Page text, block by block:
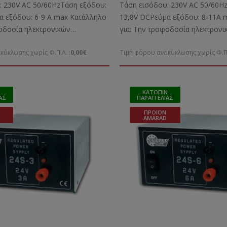
230V AC 50/60HzΤάση εξόδου:
εξόδου: 6-9 A max Kατάλληλο
ηλεκτρονικών
χωρίς Φ.Π.Α. :0,00€
Τάση εισόδου: 230V AC 50/
13,8V DCΡεύμα εξόδου: 8-11A
για: Την τροφοδοσία
3,8 Kgr
Τιμή φόρου ανακύκλωσης χωρίς
ΚΑΤΌΠΙΝ
ΠΑΡΑΓΓΕΛΊΑΣ
ΠΡΟΪΌΝ
AMARAD